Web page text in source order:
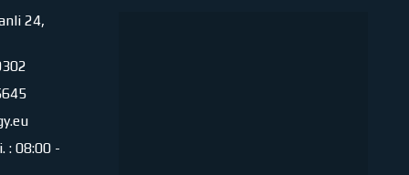
24,
: 08:00 -